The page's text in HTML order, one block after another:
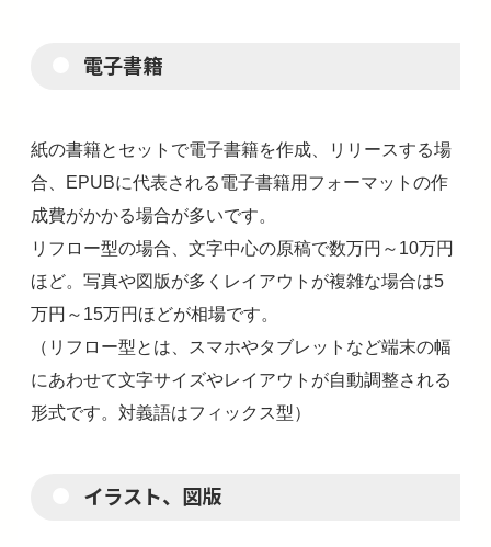
電子書籍
紙の書籍とセットで電子書籍を作成、リリースする場
合、EPUBに代表される電子書籍用フォーマットの作
成費がかかる場合が多いです。
リフロー型の場合、文字中心の原稿で数万円～10万円
ほど。写真や図版が多くレイアウトが複雑な場合は5
万円～15万円ほどが相場です。
（リフロー型とは、スマホやタブレットなど端末の幅
にあわせて文字サイズやレイアウトが自動調整される
形式です。対義語はフィックス型）
イラスト、図版